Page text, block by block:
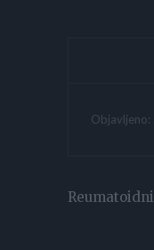
Objavljeno: